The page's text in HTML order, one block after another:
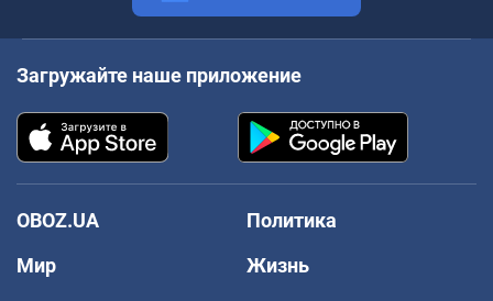
Загружайте наше приложение
OBOZ.UA
Политика
Мир
Жизнь